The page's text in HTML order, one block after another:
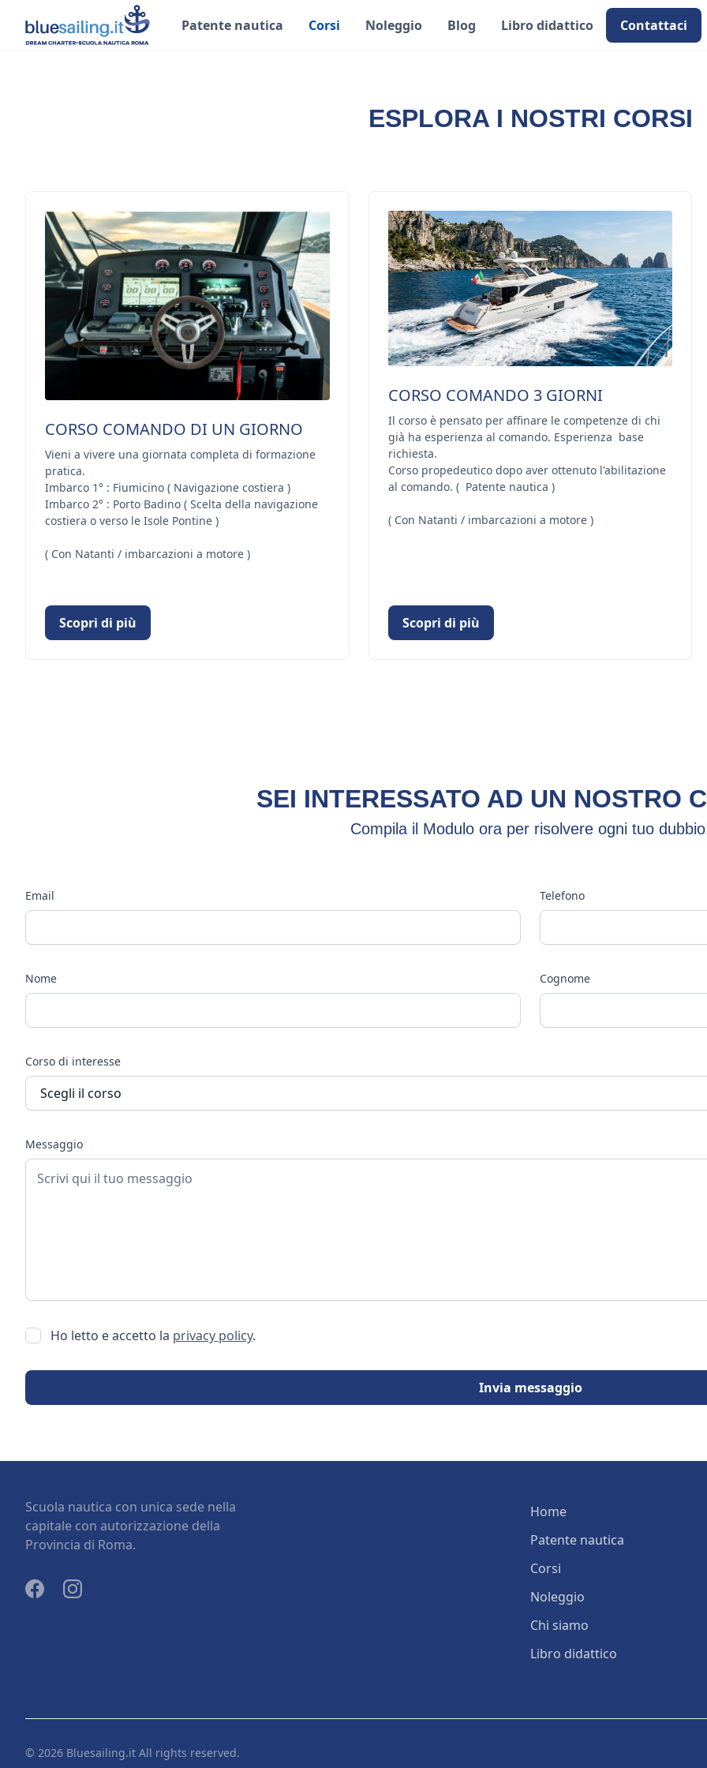
Patente nautica Corsi Noleggio Blog Libro didattico Contattaci
ESPLORA I NOSTRI CORSI
CORSO COMANDO DI UN GIORNO
Vieni a vivere una giornata completa di formazione
pratica.
Imbarco 1° : Fiumicino ( Navigazione costiera )
Imbarco 2° : Porto Badino ( Scelta della navigazione
costiera o verso le Isole Pontine )
( Con Natanti / imbarcazioni a motore )
Scopri di più
CORSO COMANDO 3 GIORNI
Il corso è pensato per affinare le competenze di chi
già ha esperienza al comando. Esperienza base
richiesta.
Corso propedeutico dopo aver ottenuto l'abilitazione
al comando. ( Patente nautica )
( Con Natanti / imbarcazioni a motore )
Scopri di più
SEI INTERESSATO AD UN NOSTRO
Compila il Modulo ora per risolvere ogni tuo
Email Telefono
Nome Cognome
Corso di interesse
Messaggio
Ho letto e accetto la privacy policy.
Scuola nautica con unica sede nella
capitale con autorizzazione della
Provincia di Roma.
Home
Patente nautica
Corsi
Noleggio
Chi siamo
Libro didattico
© 2026 Bluesailing.it All rights reserved.